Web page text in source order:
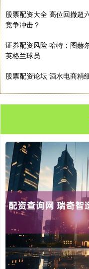
股票配资大全 高位回撤超
竞争冲击？
证券配资风险 哈特：图赫
英格兰球员
股票配资论坛 酒水电商精